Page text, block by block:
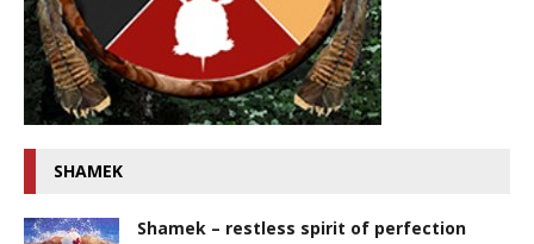
SHAMEK
Shamek – restless spirit of perfection